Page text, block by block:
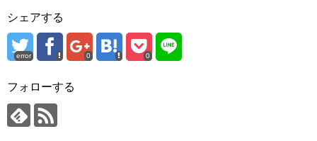
シェアする
error 0 0
フォローする